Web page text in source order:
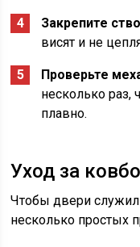
Закрепите
висят и не
Проверьте
несколько раз,
плавно.
Уход за
Чтобы двери
несколько простых